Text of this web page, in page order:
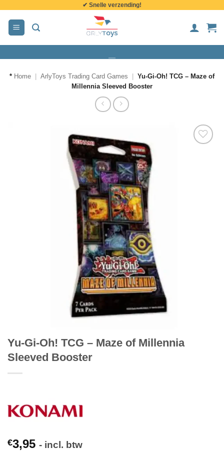
inhoud
✔ Snelle verzending!
* Home ArlyToys Trading Card Games
Yu-Gi-Oh! TCG – Maze of
Millennia Sleeved Booster
Yu-Gi-Oh! TCG – Maze of Millennia
Sleeved Booster
€3,95 - incl. btw